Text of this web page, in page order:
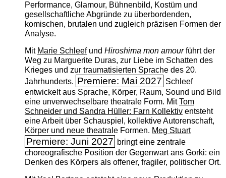
Performance, Glamour, Bühnenbild, Kostüm und
gesellschaftliche Abgründe zu überbordenden,
komischen, brutalen und zugleich präzisen Formen der
Analyse.
Mit Marie Schleefund Hiroshima mon amourführt der
Weg zu Marguerite Duras, zur Liebe im Schatten des
Krieges und zur traumatisierten Sprache des 20.
Jahrhunderts. Premiere: Mai 2027 Schleef
entwickelt aus Sprache, Körper, Raum, Sound und Bild
eine unverwechselbare theatrale Form. MitTom
Schneider und Sandra Hüller: Farn Kollektiventsteht
eine Arbeit über Schauspiel, kollektive Autorenschaft,
Körper und neue theatrale Formen. Meg Stuart
Premiere: Juni 2027 bringt eine zentrale
choreografische Position der Gegenwart ans Gorki: ein
Denken des Körpers als offener, fragiler, politischer Ort.